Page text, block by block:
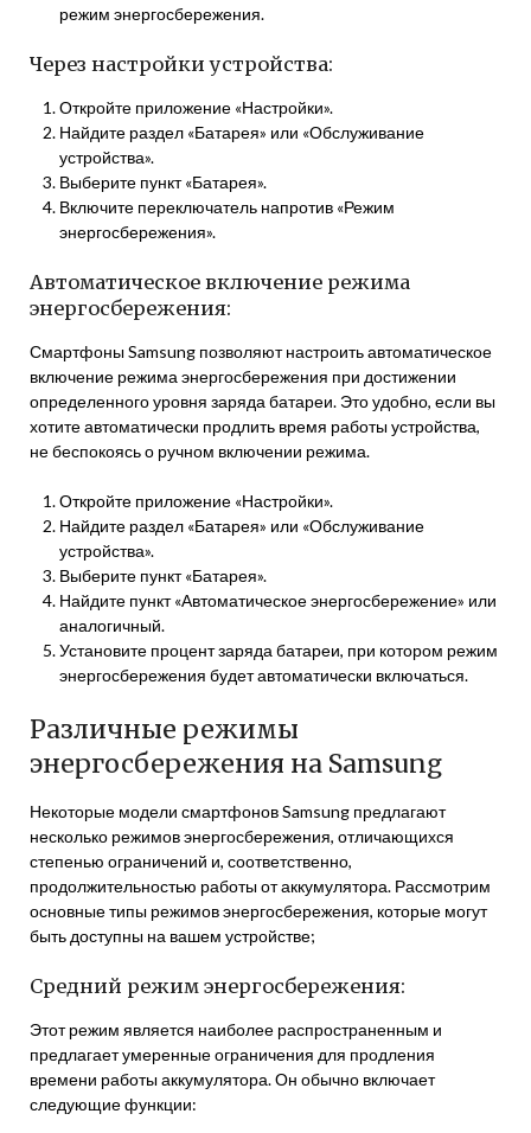
режим энергосбережения.
Через настройки устройства:
Откройте приложение «Настройки».
Найдите раздел «Батарея» или «Обслуживание
устройства».
Выберите пункт «Батарея».
Включите переключатель напротив «Режим
энергосбережения».
Автоматическое включение режима
энергосбережения:
Смартфоны Samsung позволяют настроить автоматическое
включение режима энергосбережения при достижении
определенного уровня заряда батареи. Это удобно, если вы
хотите автоматически продлить время работы устройства,
не беспокоясь о ручном включении режима.
Откройте приложение «Настройки».
Найдите раздел «Батарея» или «Обслуживание
устройства».
Выберите пункт «Батарея».
Найдите пункт «Автоматическое энергосбережение» или
аналогичный.
Установите процент заряда батареи, при котором режим
энергосбережения будет автоматически включаться.
Различные режимы
энергосбережения на Samsung
Некоторые модели смартфонов Samsung предлагают
несколько режимов энергосбережения, отличающихся
степенью ограничений и, соответственно,
продолжительностью работы от аккумулятора. Рассмотрим
основные типы режимов энергосбережения, которые могут
быть доступны на вашем устройстве;
Средний режим энергосбережения:
Этот режим является наиболее распространенным и
предлагает умеренные ограничения для продления
времени работы аккумулятора. Он обычно включает
следующие функции: